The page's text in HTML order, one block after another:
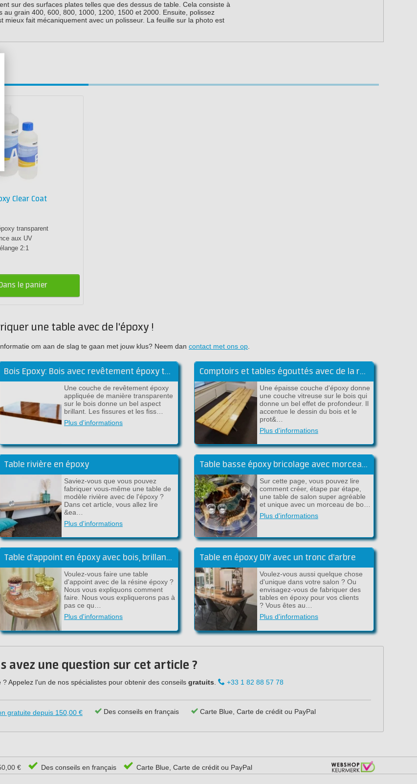
sur des surfaces plates telles que des dessus de table. Cela consiste à
grain 400, 600, 800, 1000, 1200, 1500 et 2000. Ensuite, polissez
fait mécaniquement avec un polisseur. La feuille sur la photo est
Clear Coat
transparent
aux UV
2:1
le panier
une table avec de l'époxy !
om aan de slag te gaan met jouw klus? Neem dan contact met ons op
Bois Epoxy: Bois avec revêtement époxy transparent
Une couche de revêtement époxy
appliquée de manière transparente
sur le bois donne un bel aspect
brillant. Les fissures et les fiss…
Plus d'informations
Comptoirs et tables égouttés avec de la résine époxy
Une épaisse couche d'époxy donne
une couche vitreuse sur le bois qui
donne un bel effet de profondeur. Il
accentue le dessin du bois et le
prot&…
Plus d'informations
Table rivière en époxy
Saviez-vous que vous pouvez
fabriquer vous-même une table de
modèle rivière avec de l'époxy ?
Dans cet article, vous allez lire
&ea…
Plus d'informations
Table basse époxy bricolage avec morceau de bois flottant
Sur cette page, vous pouvez lire
comment créer, étape par étape,
une table de salon super agréable
et unique avec un morceau de bo…
Plus d'informations
Table d'appoint en époxy avec bois, brillant dans le noir
Voulez-vous faire une table
d'appoint avec de la résine époxy ?
Nous vous expliquons comment
faire. Nous vous expliquerons pas à
pas ce qu…
Plus d'informations
Table en époxy DIY avec un tronc d'arbre
Voulez-vous aussi quelque chose
d'unique dans votre salon ? Ou
envisagez-vous de fabriquer des
tables en époxy pour vos clients
? Vous êtes au…
Plus d'informations
avez une question sur cet article ?
Appelez l'un de nos spécialistes pour obtenir des conseils gratuits +33 1 82 88 57 78
gratuite depuis 150,00 € Des conseils en français Carte Blue, Carte de crédit ou PayPal
€ Des conseils en français Carte Blue, Carte de crédit ou PayPal